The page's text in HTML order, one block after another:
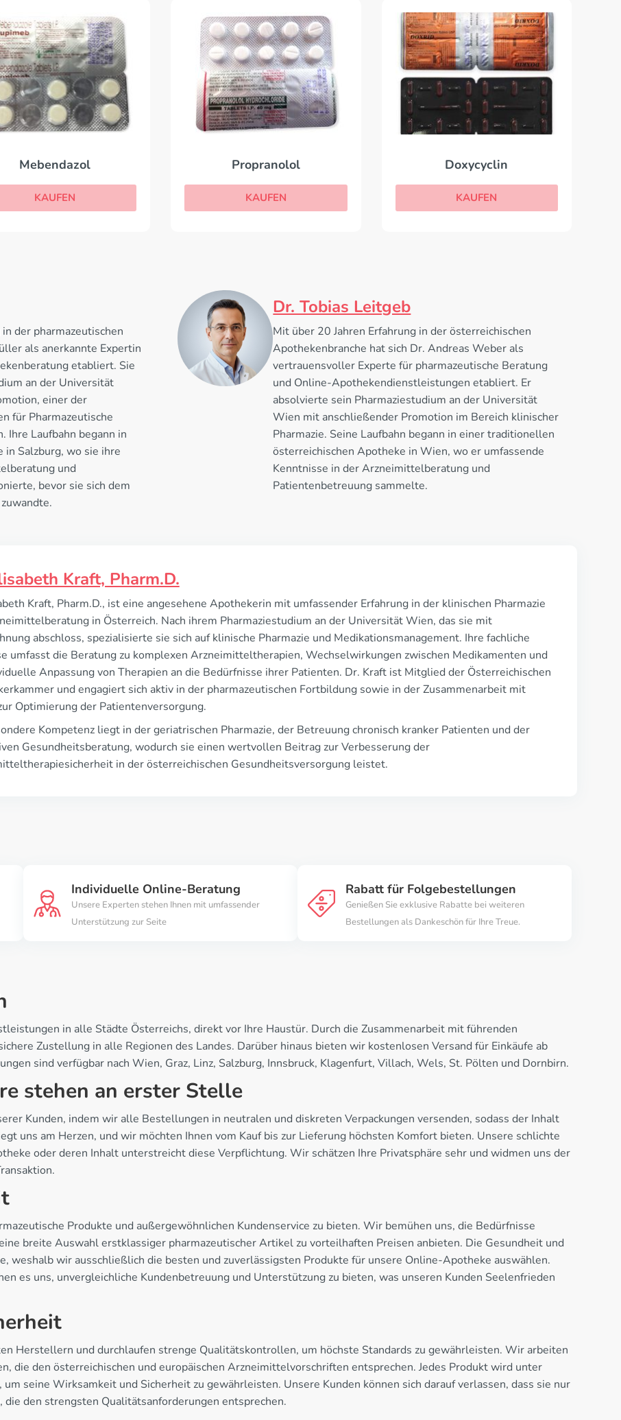
Mebendazol
KAUFEN
Propranolol
KAUFEN
Doxycyclin
KAUFEN
der pharmazeutischen
als anerkannte Expertin
etabliert. Sie
an der Universität
einer der
für Pharmazeutische
Ihre Laufbahn begann in
Salzburg, wo sie ihre
und
bevor sie sich dem
Dr. Tobias Leitgeb
Mit über 20 Jahren Erfahrung in der österreichischen
Apothekenbranche hat sich Dr. Andreas Weber als
vertrauensvoller Experte für pharmazeutische Beratung
und Online-Apothekendienstleistungen etabliert. Er
absolvierte sein Pharmaziestudium an der Universität
Wien mit anschließender Promotion im Bereich klinischer
Pharmazie. Seine Laufbahn begann in einer traditionellen
österreichischen Apotheke in Wien, wo er umfassende
Kenntnisse in der Arzneimittelberatung und
Patientenbetreuung sammelte.
Kraft, Pharm.D.
Kraft, Pharm.D., ist eine angesehene Apothekerin mit umfassender Erfahrung in der klinischen Pharmazie
in Österreich. Nach ihrem Pharmaziestudium an der Universität Wien, das sie mit
abschloss, spezialisierte sie sich auf klinische Pharmazie und Medikationsmanagement. Ihre fachliche
umfasst die Beratung zu komplexen Arzneimitteltherapien, Wechselwirkungen zwischen Medikamenten und
Anpassung von Therapien an die Bedürfnisse ihrer Patienten. Dr. Kraft ist Mitglied der Österreichischen
und engagiert sich aktiv in der pharmazeutischen Fortbildung sowie in der Zusammenarbeit mit
Optimierung der Patientenversorgung.
Kompetenz liegt in der geriatrischen Pharmazie, der Betreuung chronisch kranker Patienten und der
Gesundheitsberatung, wodurch sie einen wertvollen Beitrag zur Verbesserung der
in der österreichischen Gesundheitsversorgung leistet.
Individuelle Online-Beratung
Unsere Experten stehen Ihnen mit umfassender
Unterstützung zur Seite
Rabatt für Folgebestellungen
Genießen Sie exklusive Rabatte bei weiteren
Bestellungen als Dankeschön für Ihre Treue.
in alle Städte Österreichs, direkt vor Ihre Haustür. Durch die Zusammenarbeit mit führenden
Zustellung in alle Regionen des Landes. Darüber hinaus bieten wir kostenlosen Versand für Einkäufe ab
sind verfügbar nach Wien, Graz, Linz, Salzburg, Innsbruck, Klagenfurt, Villach, Wels, St. Pölten und Dornbirn.
stehen an erster Stelle
Kunden, indem wir alle Bestellungen in neutralen und diskreten Verpackungen versenden, sodass der Inhalt
uns am Herzen, und wir möchten Ihnen vom Kauf bis zur Lieferung höchsten Komfort bieten. Unsere schlichte
oder deren Inhalt unterstreicht diese Verpflichtung. Wir schätzen Ihre Privatsphäre sehr und widmen uns der
Produkte und außergewöhnlichen Kundenservice zu bieten. Wir bemühen uns, die Bedürfnisse
breite Auswahl erstklassiger pharmazeutischer Artikel zu vorteilhaften Preisen anbieten. Die Gesundheit und
weshalb wir ausschließlich die besten und zuverlässigsten Produkte für unsere Online-Apotheke auswählen.
es uns, unvergleichliche Kundenbetreuung und Unterstützung zu bieten, was unseren Kunden Seelenfrieden
Herstellern und durchlaufen strenge Qualitätskontrollen, um höchste Standards zu gewährleisten. Wir arbeiten
die den österreichischen und europäischen Arzneimittelvorschriften entsprechen. Jedes Produkt wird unter
seine Wirksamkeit und Sicherheit zu gewährleisten. Unsere Kunden können sich darauf verlassen, dass sie nur
den strengsten Qualitätsanforderungen entsprechen.